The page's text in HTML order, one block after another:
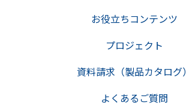
お役立ちコンテンツ
プロジェクト
資料請求（製品カタログ）
よくあるご質問